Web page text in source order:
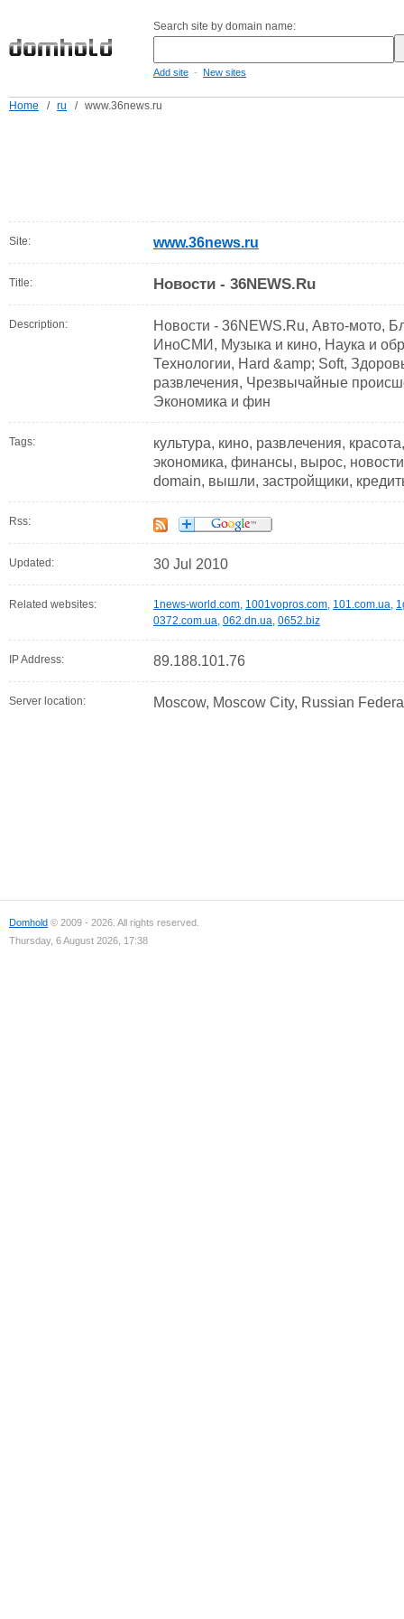
Search site by domain name:
Add site - New sites
Home / ru / www.36news.ru
Site: www.36news.ru
Title: Новости - 36NEWS.Ru
Description:
Новости - 36NEWS.Ru, Авто-мото,
ИноСМИ, Музыка и кино, Наука и
Технологии, Hard &amp; Soft,
развлечения, Чрезвычайные
Экономика и фин
Tags:
культура, кино, развлечения,
экономика, финансы, вырос,
domain, вышли, застройщики,
Rss:
Updated: 30 Jul 2010
Related websites: 1news-world.com, 1001vopros.com, 101.com.ua,
0372.com.ua, 062.dn.ua, 0652.biz
IP Address: 89.188.101.76
Server location: Moscow, Moscow City, Russian
Domhold © 2009 - 2026. All rights reserved.
Thursday, 6 August 2026, 17:38